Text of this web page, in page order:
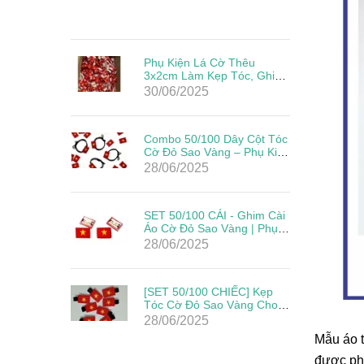
Mẫu áo
được
Phụ Kiện Lá Cờ Thêu
3x2cm Làm Kẹp Tóc, Ghim
Cài Đẹp Giá Rẻ Mừng Lễ
30/06/2025
Combo 50/100 Dây Cột Tóc
Cờ Đỏ Sao Vàng – Phụ Kiện
Yêu Nước Cho Mẹ & Bé
28/06/2025
SET 50/100 CÁI - Ghim Cài
Áo Cờ Đỏ Sao Vàng | Phụ
Kiện Yêu Nước Cho Ngày
28/06/2025
[SET 50/100 CHIẾC] Kẹp
Tóc Cờ Đỏ Sao Vàng Cho
Bé – Phụ Kiện Mừng Quốc
28/06/2025